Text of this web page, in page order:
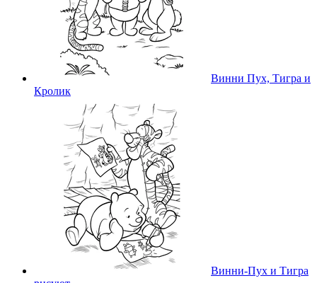
Винни Пух, Тигра и
Кролик
Винни-Пух и Тигра